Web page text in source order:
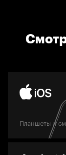
Планшеты и